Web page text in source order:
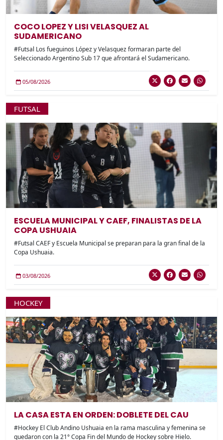
COCO LOPEZ Y LISI VELASQUEZ AL
SUDAMERICANO
#Futsal Los fueguinos López y Velasquez formaran parte del
Seleccionado Argentino Sub 17 que afrontará el Sudamericano.
05/08/2026
FUTSAL
ESCUELA MUNICIPAL Y CAEF, FINALISTAS DE LA
COPA USHUAIA
#Futsal CAEF y Escuela Municipal se preparan para la gran final de la
Copa Ushuaia.
03/08/2026
HOCKEY
LA CASA ESTA EN ORDEN: DOBLETE DEL CAU
#Hockey El Club Andino Ushuaia en la rama masculina y femenina se
quedaron con la 21° Copa Fin del Mundo de Hockey sobre Hielo.